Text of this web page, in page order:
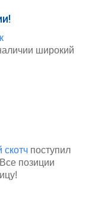
широкий
скотч поступил
позиции